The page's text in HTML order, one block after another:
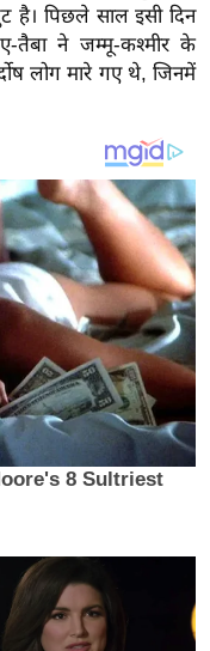
पिछले साल इसी दिन
तैबा ने जम्मू-कश्मीर के
लोग मारे गए थे, जिनमें